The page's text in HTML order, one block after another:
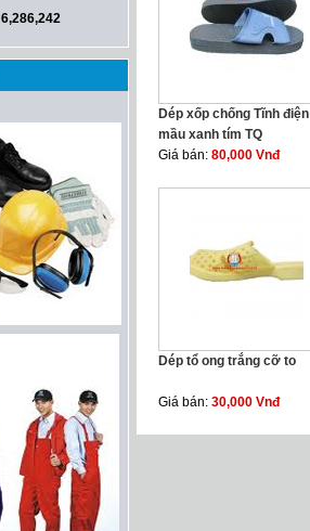
6,286,242
Dép xốp chống Tĩnh điện
mầu xanh tím TQ
Giá bán: 80,000 Vnđ
Dép tổ ong trắng cỡ to
Giá bán: 30,000 Vnđ